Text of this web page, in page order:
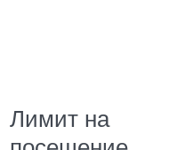
Лимит на